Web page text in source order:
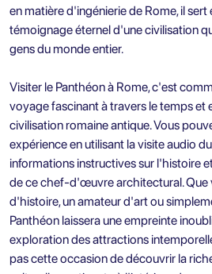
en matière d'ingénierie de Rome, il
témoignage éternel d'une civilisation
gens du monde entier.
Visiter le Panthéon à Rome, c'est
voyage fascinant à travers le temps et
civilisation romaine antique. Vous
expérience en utilisant la visite audio
informations instructives sur l'histoire
de ce chef-d'œuvre architectural. Que
d'histoire, un amateur d'art ou
Panthéon laissera une empreinte
exploration des attractions
pas cette occasion de découvrir la